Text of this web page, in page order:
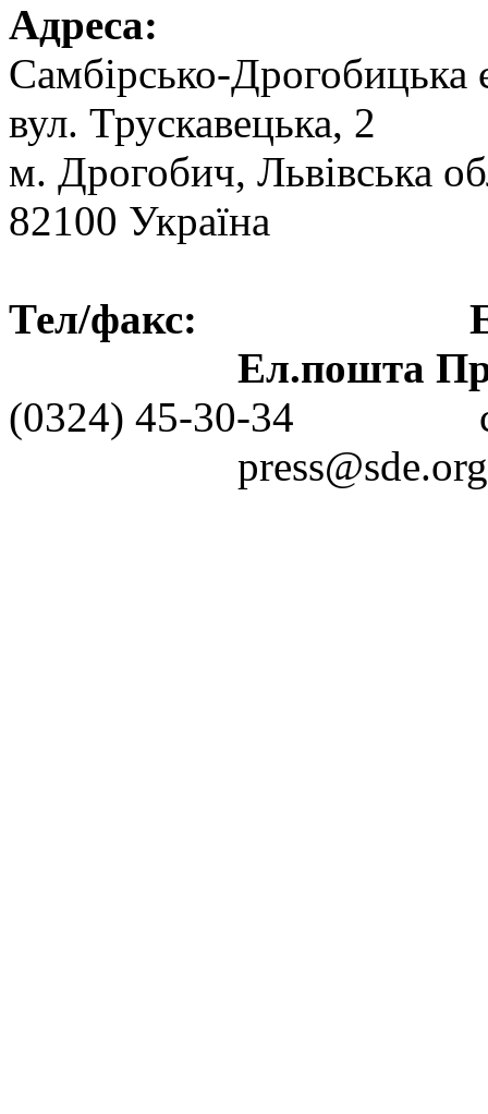
Адреса:
Самбірсько-Дрогобицька
вул. Трускавецька, 2
м. Дрогобич, Львівська
82100 Україна
Тел/факс:
Ел.пошта
(0324) 45-30-